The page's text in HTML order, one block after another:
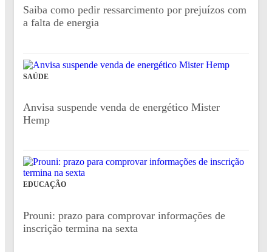
Saiba como pedir ressarcimento por prejuízos com
a falta de energia
SAÚDE
Anvisa suspende venda de energético Mister
Hemp
EDUCAÇÃO
Prouni: prazo para comprovar informações de
inscrição termina na sexta